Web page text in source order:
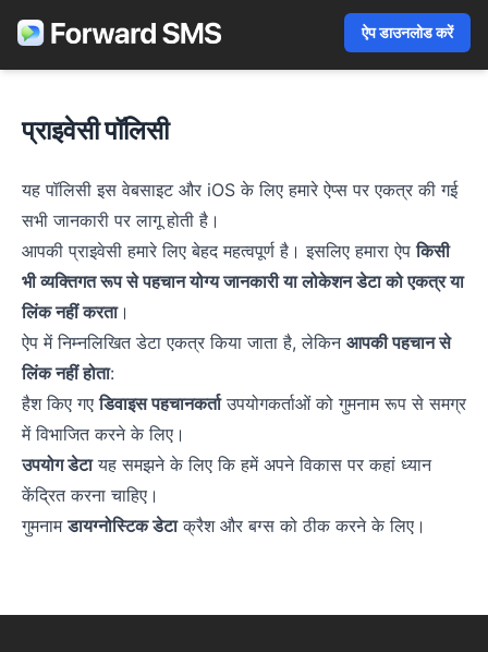
ऐप डाउनलोड करें
प्राइवेसी पॉलिसी
यह पॉलिसी इस वेबसाइट और iOS के लिए हमारे ऐप्स पर एकत्र की गई
सभी जानकारी पर लागू होती है।
आपकी प्राइवेसी हमारे लिए बेहद महत्वपूर्ण है। इसलिए हमारा ऐपकिसी
भी व्यक्तिगत रूप से पहचान योग्य जानकारी या लोकेशन डेटा को एकत्र या
लिंक नहीं करता।
ऐप में निम्नलिखित डेटा एकत्र किया जाता है, लेकिन आपकी पहचान से
लिंक नहीं होता:
हैश किए गएडिवाइस पहचानकर्ताउपयोगकर्ताओं को गुमनाम रूप से समग्र
में विभाजित करने के लिए।
उपयोग डेटायह समझने के लिए कि हमें अपने विकास पर कहां ध्यान
केंद्रित करना चाहिए।
गुमनामडायग्नोस्टिक डेटाक्रैश और बग्स को ठीक करने के लिए।